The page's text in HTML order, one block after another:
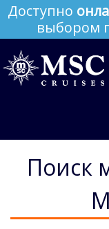
Доступно
выбором
Поиск